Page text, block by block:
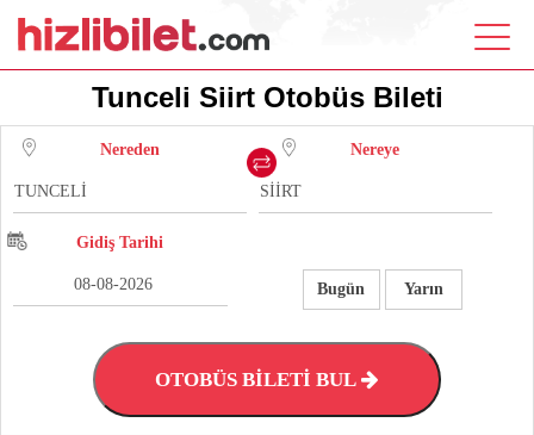
Tunceli Siirt Otobüs Bileti
Nereden Nereye
Gidiş Tarihi
Bugün Yarın
OTOBÜS BİLETİ BUL